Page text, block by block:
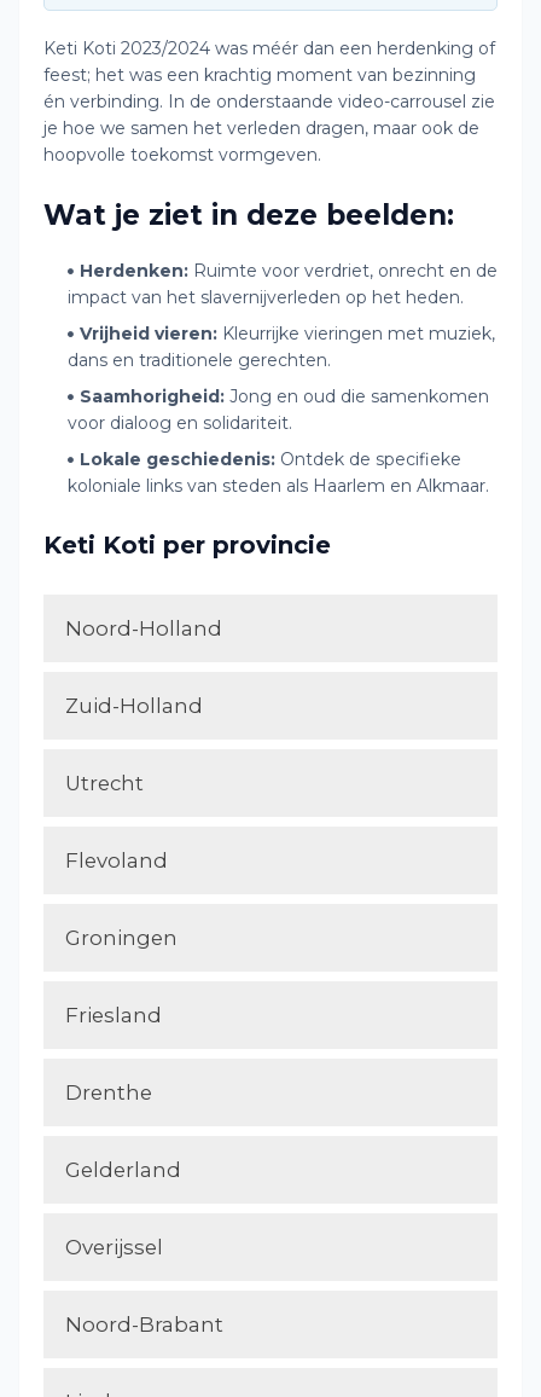
Keti Koti 2023/2024 was méér dan een herdenking of
feest; het was een krachtig moment van bezinning
én verbinding. In de onderstaande video-carrousel zie
je hoe we samen het verleden dragen, maar ook de
hoopvolle toekomst vormgeven.
Wat je ziet in deze beelden:
Herdenken: Ruimte voor verdriet, onrecht en de
impact van het slavernijverleden op het heden.
Vrijheid vieren: Kleurrijke vieringen met muziek,
dans en traditionele gerechten.
Saamhorigheid: Jong en oud die samenkomen
voor dialoog en solidariteit.
Lokale geschiedenis: Ontdek de specifieke
koloniale links van steden als Haarlem en Alkmaar.
Keti Koti per provincie
Noord-Holland
Zuid-Holland
Utrecht
Flevoland
Groningen
Friesland
Drenthe
Gelderland
Overijssel
Noord-Brabant